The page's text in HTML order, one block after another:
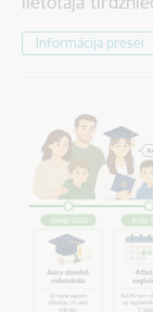
Informācija presei